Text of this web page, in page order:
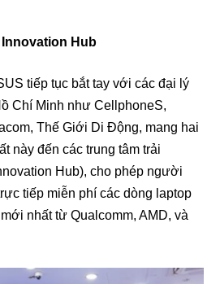
Hub
tiếp tục bắt tay với các đại lý
Chí Minh như CellphoneS,
Thế Giới Di Động, mang hai
này đến các trung tâm trải
Hub), cho phép người
tiếp miễn phí các dòng laptop
nhất từ Qualcomm, AMD, và